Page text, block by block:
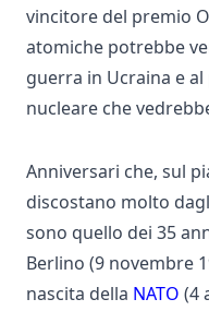
vincitore del premio
atomiche potrebbe
guerra in Ucraina e
nucleare che
Anniversari che, sul
discostano molto
sono quello dei 35
Berlino (9 novembre
nascita della NATO (4